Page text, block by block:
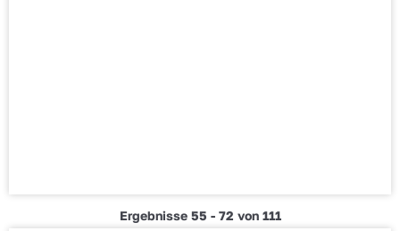
Ergebnisse 55 - 72 von 111